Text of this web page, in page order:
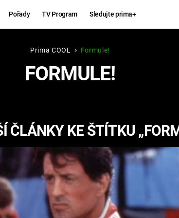
Pořady TV Program Sledujte prima+
Hry
KINGDOM
COME:
DELIVERANCE
ESPORT
CHUCK
Prima COOL Formule!
FORMULE!
ČLÁNKY KE ŠTÍTKU